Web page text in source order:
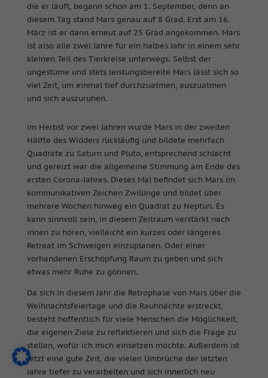
die er läuft, begann schon am 1. September, denn an
diesem Tag stand Mars genau auf 8 Grad. Erst am 16.
März ist er dann erneut auf 25 Grad angekommen. Mars
ist also alle zwei Jahre für ein halbes Jahr in einem sehr
kleinen Teil des Tierkreise unterwegs. Selbst der
ungestüme und stets leistungsbereite Mars lässt sich so
viel Zeit, um einmal tief durchzuatmen, auszuatmen
und sich auszuruhen.
im Herbst vor zwei Jahren wurde Mars in der zweiten
Hälfte des Widders rückläufig und bildete mehrfach
Quadrate zu Saturn und Pluto, entsprechend schlecht
und gereizt war die allgemeine Stimmung am Ende des
ersten Corona-Jahres. Dieses Mal befindet sich Mars im
kommunikativen Zeichen Zwillinge und bildet über
mehrere Wochen hinweg ein Quadrat zu Neptun. Es
kann sinnvoll sein, in diesem Zeitraum verstärkt nach
innen zu hören, vielleicht ein kurzes oder längeres
Retreat im Schweigen einzuplanen. Oder einer
vorhandenen Erschöpfung Raum zu geben und sich
etwas mehr Ruhe zu gönnen.
Da sich in diesem Jahr die Retrophase von Mars über die
Weihnachtsfeiertage und die Rauhnächte erstreckt,
besteht hoffentlich für viele Menschen die Möglichkeit,
die eigenen Ziele zu reflektieren und sich die Frage zu
stellen, wofür ich mich einsetzen möchte. Außerdem ist
jetzt eine gute Zeit, die vielen Umbrüche der letzten
Jahre tiefer zu verarbeiten und sich innerlich neu